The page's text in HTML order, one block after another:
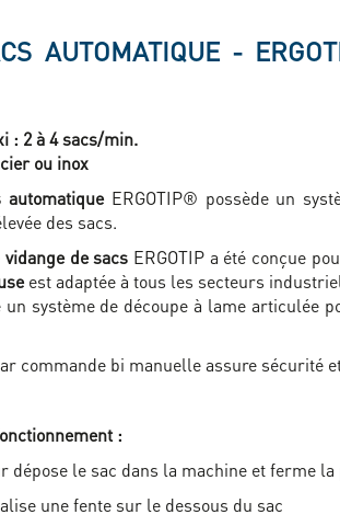
AUTOMATIQUE -
: 2 à 4 sacs/min.
ou inox
automatiqueERGOTIP® possède un
des sacs.
vidange de sacs ERGOTIP a été conçue
est adaptée à tous les secteurs
un système de découpe à lame articulée
commande bi manuelle assure sécurité
:
dépose le sac dans la machine et ferme la
une fente sur le dessous du sac